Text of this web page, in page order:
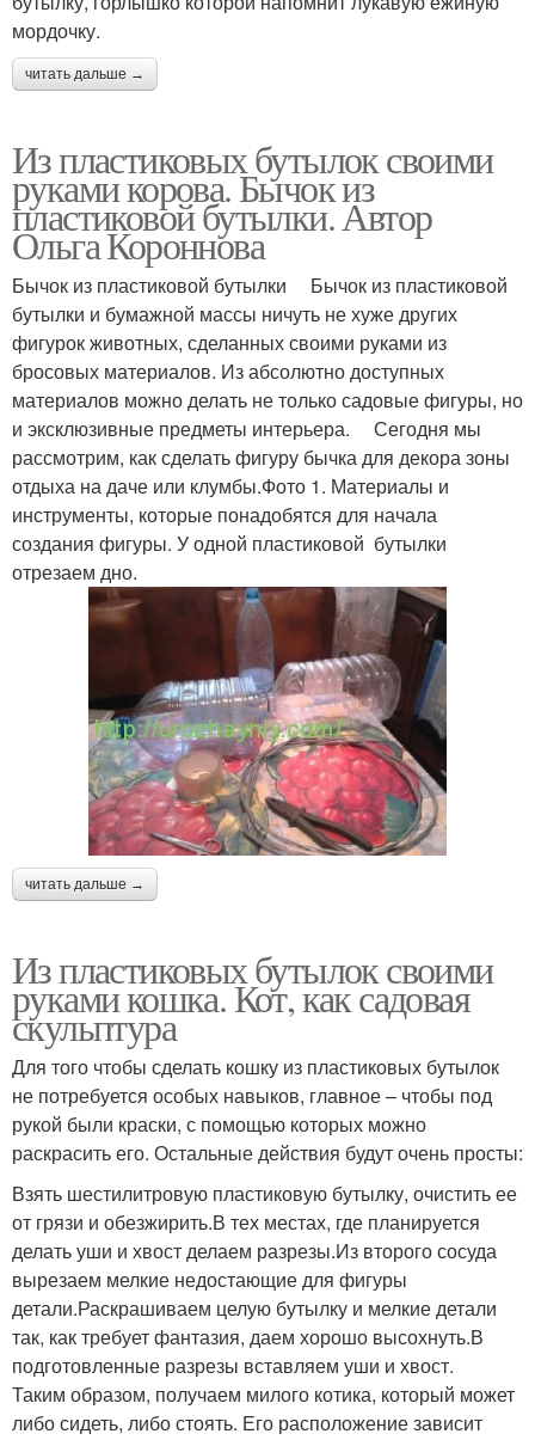
мордочку.
читать дальше →
Из пластиковых бутылок своими
руками корова. Бычок из
пластиковой бутылки. Автор
Ольга Короннова
Бычок из пластиковой бутылки Бычок из пластиковой
бутылки и бумажной массы ничуть не хуже других
фигурок животных, сделанных своими руками из
бросовых материалов. Из абсолютно доступных
материалов можно делать не только садовые фигуры, но
и эксклюзивные предметы интерьера. Сегодня мы
рассмотрим, как сделать фигуру бычка для декора зоны
отдыха на даче или клумбы.Фото 1. Материалы и
инструменты, которые понадобятся для начала
создания фигуры. У одной пластиковой бутылки
отрезаем дно.
читать дальше →
Из пластиковых бутылок своими
руками кошка. Кот, как садовая
скульптура
Для того чтобы сделать кошку из пластиковых бутылок
не потребуется особых навыков, главное – чтобы под
рукой были краски, с помощью которых можно
раскрасить его. Остальные действия будут очень просты:
Взять шестилитровую пластиковую бутылку, очистить ее
от грязи и обезжирить.В тех местах, где планируется
делать уши и хвост делаем разрезы.Из второго сосуда
вырезаем мелкие недостающие для фигуры
детали.Раскрашиваем целую бутылку и мелкие детали
так, как требует фантазия, даем хорошо высохнуть.В
подготовленные разрезы вставляем уши и хвост.
Таким образом, получаем милого котика, который может
либо сидеть, либо стоять. Его расположение зависит